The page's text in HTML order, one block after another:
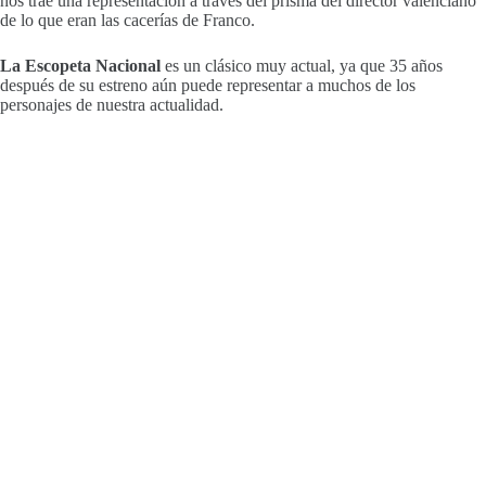
de lo que eran las cacerías de Franco.
La Escopeta Nacional es un clásico muy actual, ya que 35 años
después de su estreno aún puede representar a muchos de los
personajes de nuestra actualidad.